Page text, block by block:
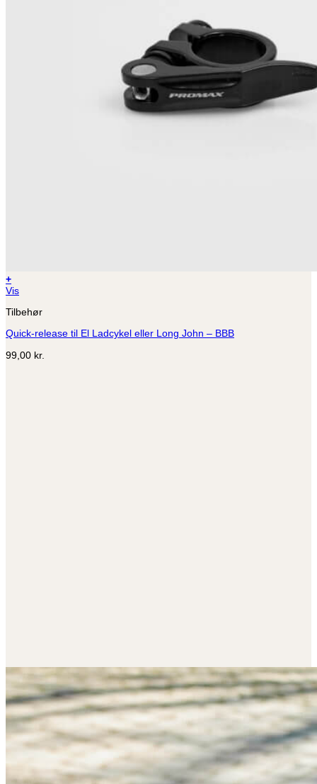
+
Vis
Tilbehør
Quick-release til El Ladcykel eller Long John – BBB
99,00 kr.